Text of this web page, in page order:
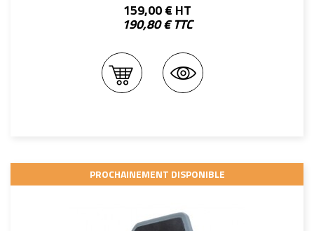
159,00 € HT
190,80 € TTC
PROCHAINEMENT DISPONIBLE